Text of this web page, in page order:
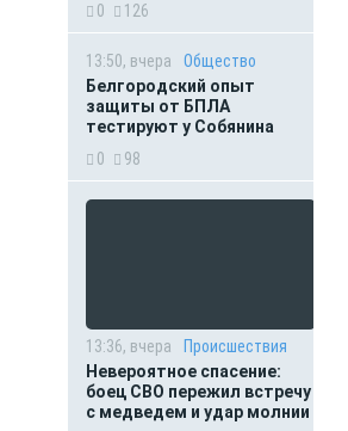
0
126
13:50, вчера
Общество
Белгородский опыт
защиты от БПЛА
тестируют у Собянина
0
98
13:36, вчера
Происшествия
Невероятное спасение:
боец СВО пережил встречу
с медведем и удар молнии